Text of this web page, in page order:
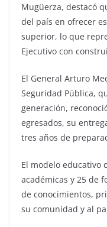
Mugüerza, destacó
del país en ofrecer
superior, lo que
Ejecutivo con
El General Arturo
Seguridad Pública,
generación,
egresados, su
tres años de
El modelo educativo
académicas y 25 de
de conocimientos,
su comunidad y al